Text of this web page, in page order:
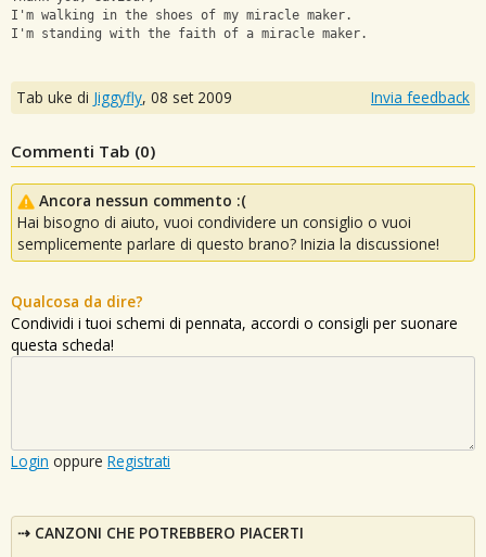
I'm walking in the shoes of my miracle maker.
I'm standing with the faith of a miracle maker.
Tab uke di Jiggyfly, 08 set 2009 Invia feedback
Commenti Tab (0)
Ancora nessun commento :(
Hai bisogno di aiuto, vuoi condividere un consiglio o vuoi
semplicemente parlare di questo brano? Inizia la discussione!
Qualcosa da dire?
Condividi i tuoi schemi di pennata, accordi o consigli per suonare
questa scheda!
Login oppure Registrati
CANZONI CHE POTREBBERO PIACERTI